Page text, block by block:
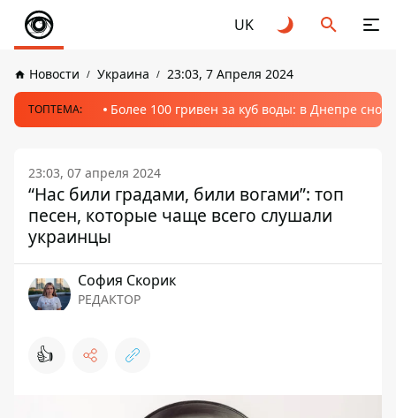
UK
Новости Украина 23:03, 7 Апреля 2024
ТОПТЕМА: Более 100 гривен за куб воды: в Днепре
23:03, 07 апреля 2024
“Нас били градами, били вогами”: топ
песен, которые чаще всего слушали
украинцы
София Скорик
РЕДАКТОР
👍